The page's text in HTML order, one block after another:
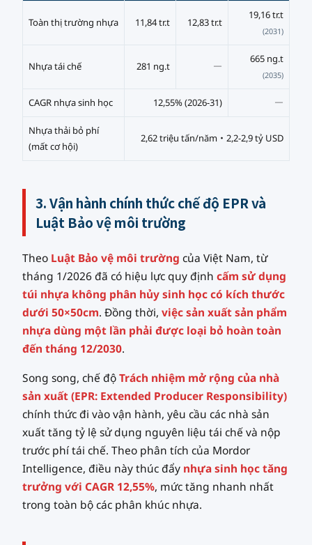
Toàn thị trường nhựa 11,84 tr.t 12,83 tr.t
19,16 tr.t
(2031)
Nhựa tái chế 281 ng.t ―
665 ng.t
(2035)
CAGR nhựa sinh học 12,55% (2026-31) ―
Nhựa thải bỏ phí
(mất cơ hội)
2,62 triệu tấn/năm・2,2-2,9 tỷ USD
3. Vận hành chính thức chế độ EPR và
Luật Bảo vệ môi trường
Theo Luật Bảo vệ môi trường của Việt Nam, từ
tháng 1/2026 đã có hiệu lực quy định cấm sử dụng
túi nhựa không phân hủy sinh học có kích thước
dưới 50×50cm. Đồng thời, việc sản xuất sản phẩm
nhựa dùng một lần phải được loại bỏ hoàn toàn
đến tháng 12/2030.
Song song, chế độTrách nhiệm mở rộng của nhà
sản xuất (EPR: Extended Producer Responsibility)
chính thức đi vào vận hành, yêu cầu các nhà sản
xuất tăng tỷ lệ sử dụng nguyên liệu tái chế và nộp
trước phí tái chế. Theo phân tích của Mordor
Intelligence, điều này thúc đẩy nhựa sinh học tăng
trưởng với CAGR 12,55%, mức tăng nhanh nhất
trong toàn bộ các phân khúc nhựa.